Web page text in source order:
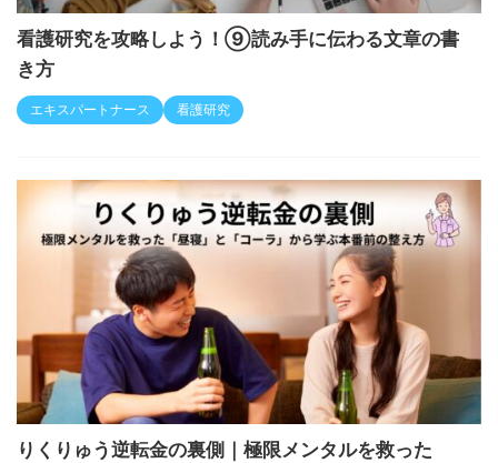
看護研究を攻略しよう！⑨読み手に伝わる文章の書
き方
エキスパートナース 看護研究
りくりゅう逆転金の裏側｜極限メンタルを救った